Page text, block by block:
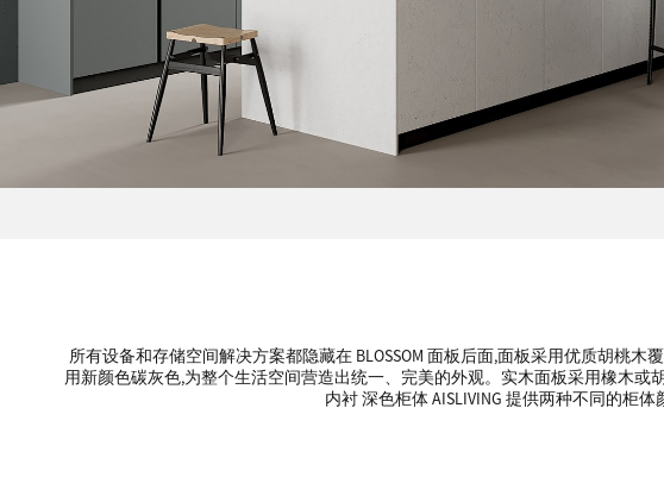
所有设备和存储空间解决方案都隐藏在 BLOSSOM 面板后面,面板采用优质胡桃木
用新颜色碳灰色,为整个生活空间营造出统一、完美的外观。实木面板采用橡木或
内衬 深色柜体 AISLIVING 提供两种不同的柜